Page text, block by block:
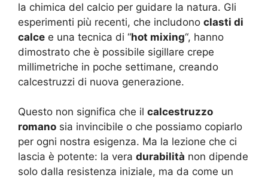
la chimica del calcio per guidare la natura. Gli
esperimenti più recenti, che includono clasti di
calce e una tecnica di “hot mixing“, hanno
dimostrato che è possibile sigillare crepe
millimetriche in poche settimane, creando
calcestruzzi di nuova generazione.
Questo non significa che il calcestruzzo
romano sia invincibile o che possiamo copiarlo
per ogni nostra esigenza. Ma la lezione che ci
lascia è potente: la vera durabilità non dipende
solo dalla resistenza iniziale, ma da come un